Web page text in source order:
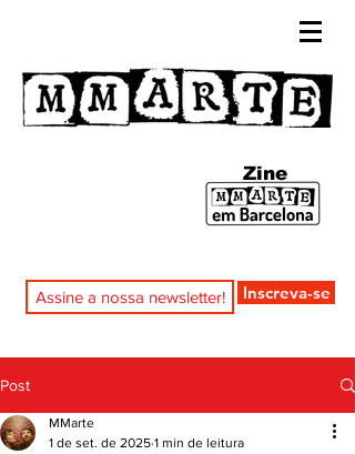
Zine
Inscreva-se
Post
MMarte
1 de set. de 2025 1 min de leitura